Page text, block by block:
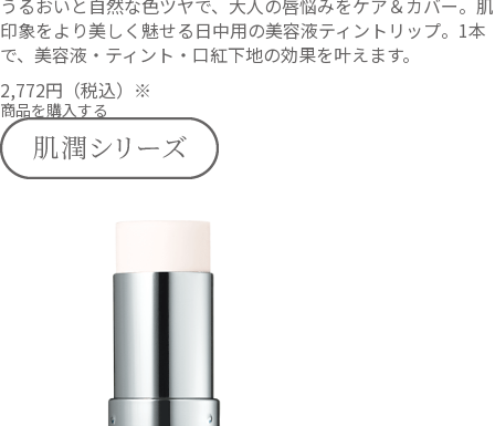
うるおいと自然な色ツヤで、大人の唇悩みをケア＆カバー。肌
印象をより美しく魅せる日中用の美容液ティントリップ。1本
で、美容液・ティント・口紅下地の効果を叶えます。
2,772円 （税込）※
商品を購入する